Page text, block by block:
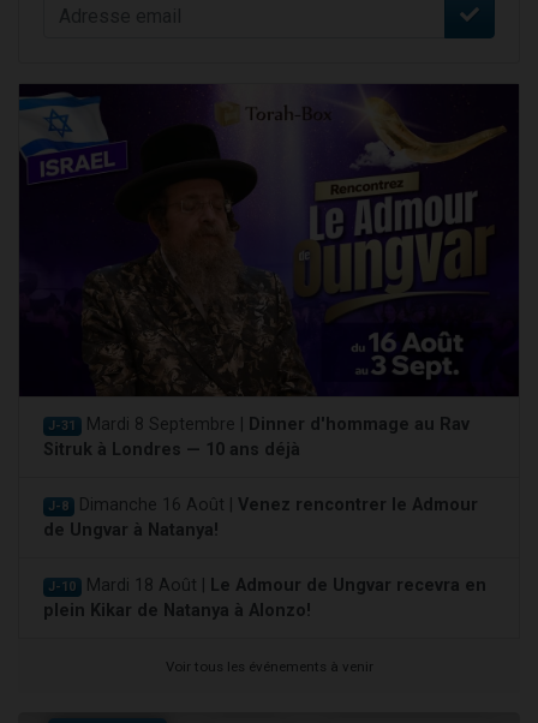
J-31 Mardi 8 Septembre |
Dinner d'hommage au Rav
Sitruk à Londres — 10 ans déjà
J-8 Dimanche 16 Août | Venez rencontrer le Admour
de Ungvar à Natanya!
J-10 Mardi 18 Août |
Le Admour de Ungvar recevra en
plein Kikar de Natanya à Alonzo!
Voir tous les événements à venir